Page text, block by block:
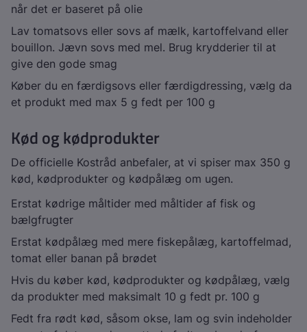
når det er baseret på olie
Lav tomatsovs eller sovs af mælk, kartoffelvand eller
bouillon. Jævn sovs med mel. Brug krydderier til at
give den gode smag
Køber du en færdigsovs eller færdigdressing, vælg da
et produkt med max 5 g fedt per 100 g
Kød og kødprodukter
De officielle Kostråd anbefaler, at vi spiser max 350 g
kød, kødprodukter og kødpålæg om ugen.
Erstat kødrige måltider med måltider af fisk og
bælgfrugter
Erstat kødpålæg med mere fiskepålæg, kartoffelmad,
tomat eller banan på brødet
Hvis du køber kød, kødprodukter og kødpålæg, vælg
da produkter med maksimalt 10 g fedt pr. 100 g
Fedt fra rødt kød, såsom okse, lam og svin indeholder